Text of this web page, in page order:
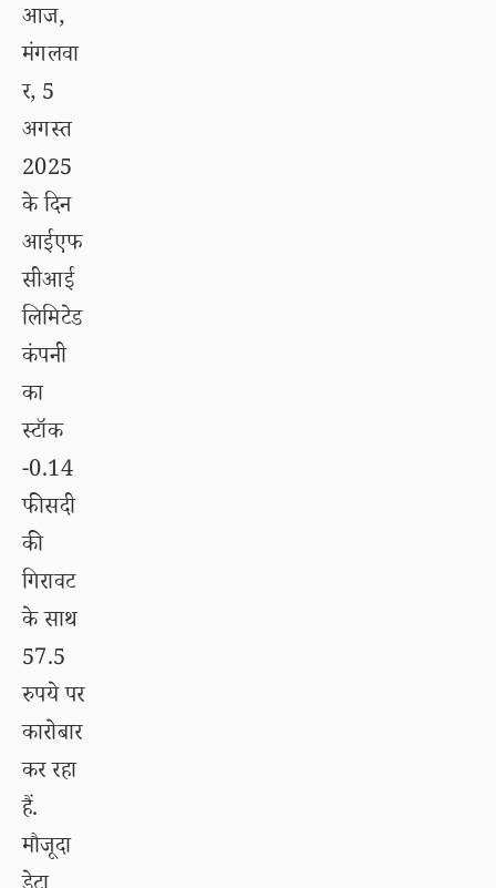
आज,
मंगलवा
र, 5
अगस्त
2025
के दिन
आईएफ
सीआई
लिमिटेड
कंपनी
का
स्टॉक
-0.14
फीसदी
की
गिरावट
के साथ
57.5
रुपये पर
कारोबार
कर रहा
हैं.
मौजूदा